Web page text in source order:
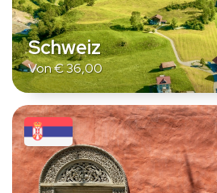
Schweiz
Von€36,00